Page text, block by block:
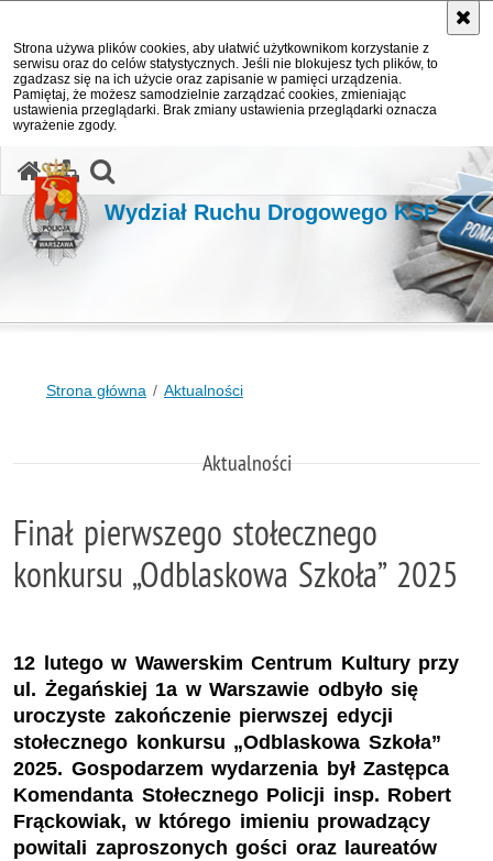
Strona używa plików cookies, aby ułatwić użytkownikom korzystanie z
serwisu oraz do celów statystycznych. Jeśli nie blokujesz tych plików, to
zgadzasz się na ich użycie oraz zapisanie w pamięci urządzenia.
Pamiętaj, że możesz samodzielnie zarządzać cookies, zmieniając
ustawienia przeglądarki. Brak zmiany ustawienia przeglądarki oznacza
wyrażenie zgody.
Wydział Ruchu Drogowego KSP
Strona główna Aktualności
Aktualności
Finał pierwszego stołecznego
konkursu „Odblaskowa Szkoła” 2025
12 lutego w Wawerskim Centrum Kultury przy
ul. Żegańskiej 1a w Warszawie odbyło się
uroczyste zakończenie pierwszej edycji
stołecznego konkursu „Odblaskowa Szkoła”
2025. Gospodarzem wydarzenia był Zastępca
Komendanta Stołecznego Policji insp. Robert
Frąckowiak, w którego imieniu prowadzący
powitali zaproszonych gości oraz laureatów